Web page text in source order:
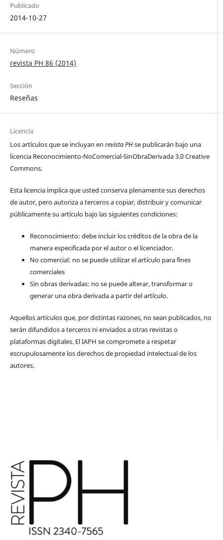
Publicado
2014-10-27
Número
revista PH 86 (2014)
Sección
Reseñas
Licencia
Los artículos que se incluyan en revista PHse publicarán bajo una
licencia Reconocimiento-NoComercial-SinObraDerivada 3.0 Creative
Commons.
Esta licencia implica que usted conserva plenamente sus derechos
de autor, pero autoriza a terceros a copiar, distribuir y comunicar
públicamente su artículo bajo las siguientes condiciones:
Reconocimiento: debe incluir los créditos de la obra de la
manera especificada por el autor o el licenciador.
No comercial: no se puede utilizar el artículo para fines
comerciales
Sin obras derivadas: no se puede alterar, transformar o
generar una obra derivada a partir del artículo.
Aquellos artículos que, por distintas razones, no sean publicados, no
serán difundidos a terceros ni enviados a otras revistas o
plataformas digitales. El IAPH se compromete a respetar
escrupulosamente los derechos de propiedad intelectual de los
autores.